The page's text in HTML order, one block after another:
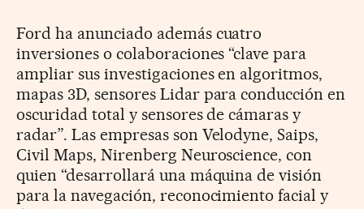
Ford ha anunciado además cuatro
inversiones o colaboraciones “clave para
ampliar sus investigaciones en algoritmos,
mapas 3D, sensores Lidar para conducción en
oscuridad total y sensores de cámaras y
radar”. Las empresas son Velodyne, Saips,
Civil Maps, Nirenberg Neuroscience, con
quien “desarrollará una máquina de visión
para la navegación, reconocimiento facial y